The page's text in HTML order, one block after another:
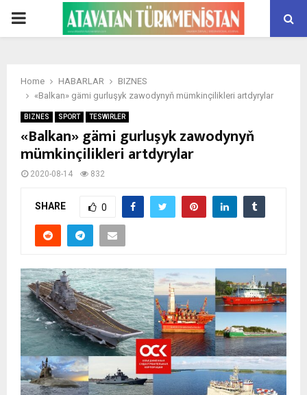
PRIMARY
Home HABARLAR
BIZNES
«Balkan» gämi gurluşyk zawodynyň mümkinçilikleri artdyrylar
BIZNES SPORT TESWIRLER
«Balkan» gämi gurluşyk zawodynyň
mümkinçilikleri artdyrylar
2020-08-14 832
SHARE 0